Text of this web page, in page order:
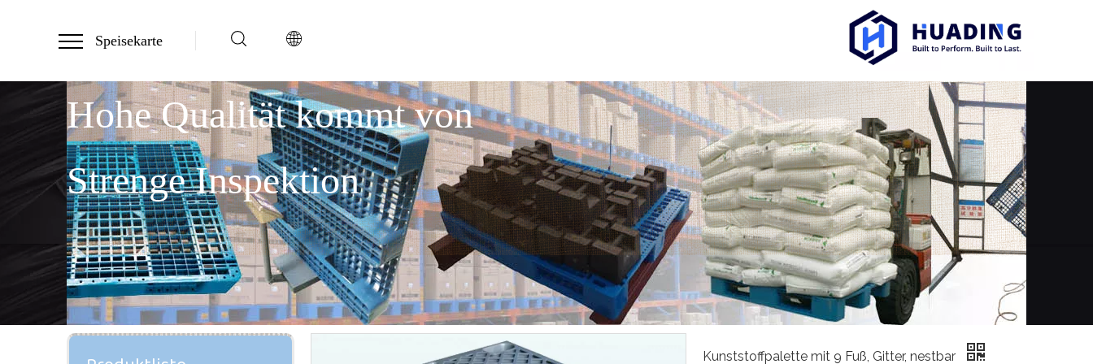
Speisekarte
Hohe Qualität kommt von
Strenge Inspektion
Kunststoffpalette mit 9 Fuß, Gitter, nestbar